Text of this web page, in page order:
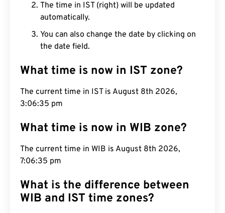
The time in IST (right) will be updated
automatically.
You can also change the date by clicking on
the date field.
What time is now in IST zone?
The current time in IST is August 8th 2026,
3:06:36 pm
What time is now in WIB zone?
The current time in WIB is August 8th 2026,
7:06:36 pm
What is the difference between
WIB and IST time zones?